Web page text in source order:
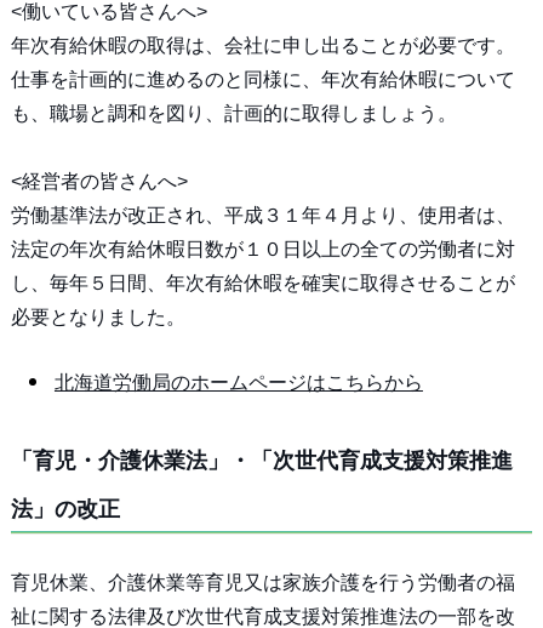
<働いている皆さんへ>
年次有給休暇の取得は、会社に申し出ることが必要です。
仕事を計画的に進めるのと同様に、年次有給休暇について
も、職場と調和を図り、計画的に取得しましょう。
<経営者の皆さんへ>
労働基準法が改正され、平成３１年４月より、使用者は、
法定の年次有給休暇日数が１０日以上の全ての労働者に対
し、毎年５日間、年次有給休暇を確実に取得させることが
必要となりました。
北海道労働局のホームページはこちらから
「育児・介護休業法」・「次世代育成支援対策推進
法」の改正
育児休業、介護休業等育児又は家族介護を行う労働者の福
祉に関する法律及び次世代育成支援対策推進法の一部を改